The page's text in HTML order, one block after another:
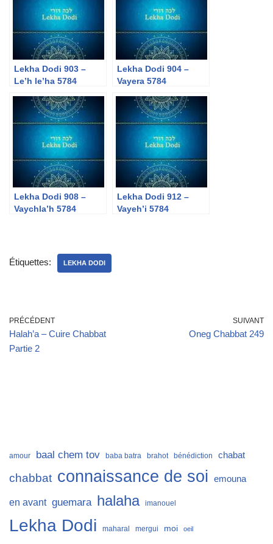
Lekha Dodi 903 –
Le’h le’ha 5784
Lekha Dodi 904 –
Vayera 5784
Lekha Dodi 908 –
Vaychla’h 5784
Lekha Dodi 912 –
Vayeh’i 5784
Étiquettes: LEKHA DODI
PRÉCÉDENT
Halah’a – Cuire Chabbat
Partie 2
SUIVANT
Oneg Chabbat 249
amour baal chem tov baba batra brahot bénédiction chabat
chabbat connaissance de soi emouna
en avant guemara halaha imanouel
Lekha Dodi maharal mergui moi oeil